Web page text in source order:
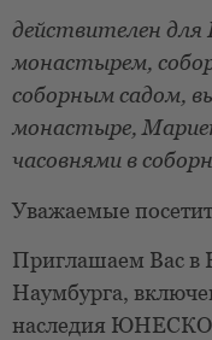
действителен для
монастырем,
соборным садом,
монастыре,
часовнями в
Уважаемые
Приглашаем Вас в
Наумбурга,
наследия